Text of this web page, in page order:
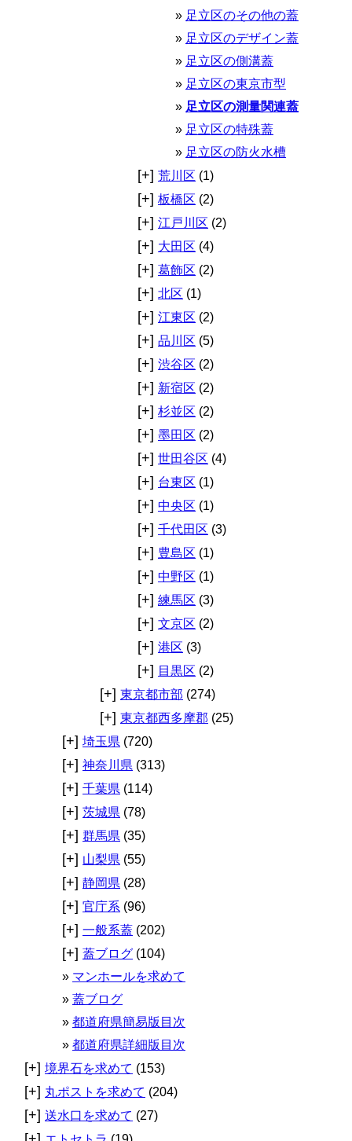
足立区のその他の蓋
足立区のデザイン蓋
足立区の側溝蓋
足立区の東京市型
足立区の測量関連蓋
足立区の特殊蓋
足立区の防火水槽
[+] 荒川区 (1)
[+] 板橋区 (2)
[+] 江戸川区 (2)
[+] 大田区 (4)
[+] 葛飾区 (2)
[+] 北区 (1)
[+] 江東区 (2)
[+] 品川区 (5)
[+] 渋谷区 (2)
[+] 新宿区 (2)
[+] 杉並区 (2)
[+] 墨田区 (2)
[+] 世田谷区 (4)
[+] 台東区 (1)
[+] 中央区 (1)
[+] 千代田区 (3)
[+] 豊島区 (1)
[+] 中野区 (1)
[+] 練馬区 (3)
[+] 文京区 (2)
[+] 港区 (3)
[+] 目黒区 (2)
[+] 東京都市部 (274)
[+] 東京都西多摩郡 (25)
[+] 埼玉県 (720)
[+] 神奈川県 (313)
[+] 千葉県 (114)
[+] 茨城県 (78)
[+] 群馬県 (35)
[+] 山梨県 (55)
[+] 静岡県 (28)
[+] 官庁系 (96)
[+] 一般系蓋 (202)
[+] 蓋ブログ (104)
マンホールを求めて
蓋ブログ
都道府県簡易版目次
都道府県詳細版目次
[+] 境界石を求めて (153)
[+] 丸ポストを求めて (204)
[+] 送水口を求めて (27)